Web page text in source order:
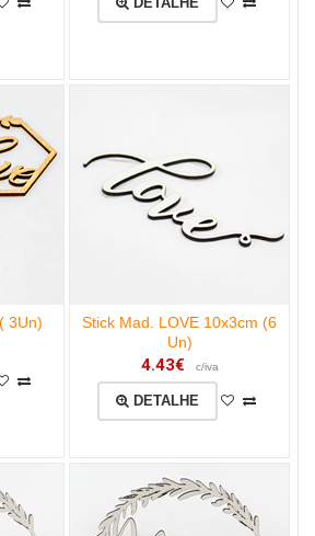
3Un)
Stick Mad. LOVE 10x3cm (6
Un)
4.43€ c/iva
DETALHE